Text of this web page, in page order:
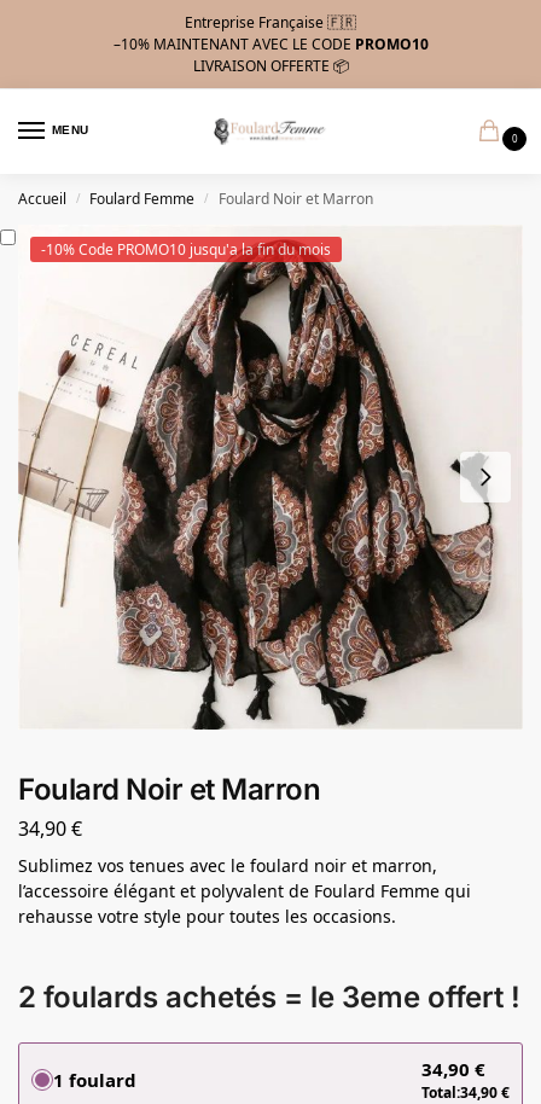
Entreprise Française 🇫🇷
–10% MAINTENANT AVEC LE CODE PROMO10
LIVRAISON OFFERTE 📦
MENU
0
Accueil / Foulard Femme / Foulard Noir et Marron
-10% Code PROMO10 jusqu'a la fin du mois
Foulard Noir et Marron
34,90€
Sublimez vos tenues avec le foulard noir et marron,
l’accessoire élégant et polyvalent de Foulard Femme qui
rehausse votre style pour toutes les occasions.
2 foulards achetés = le 3eme offert !
1 foulard 34,90 €
Total:34,90€